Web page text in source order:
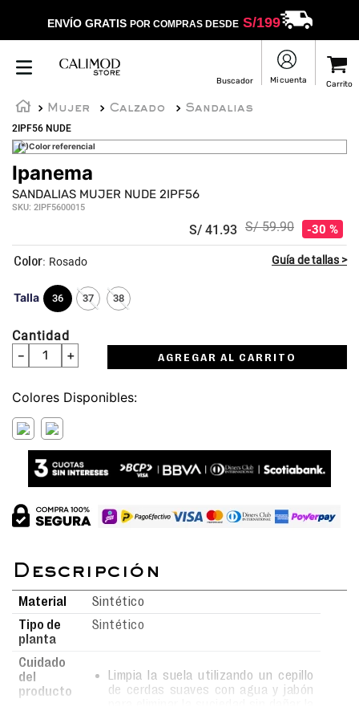
ENVÍO GRATIS POR COMPRAS DESDES/199
Mujer Calzado
Sandalias
2IPF56 NUDE
(*)Color referencial
Ipanema
SANDALIAS MUJER NUDE 2IPF56
SKU: 2IPF5600015
S/ 41 .93 S/ 59.90 30 %
Talla 36 37 38
: Rosado
Cantidad
＋
－ AGREGAR AL CARRITO
Colores
Material
Sintético
Tipo de
planta
Sintético
Cuidado
del
producto
Limpia la suela utilizando un cepillo
de cerdas suaves con agua y jabón